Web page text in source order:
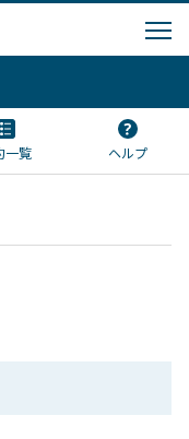
一覧 ヘルプ